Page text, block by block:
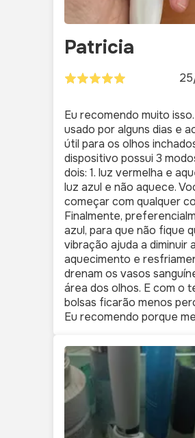
Patricia
Eu recomendo muito
usado por alguns dias e
útil para os olhos
dispositivo possui 3
dois: 1. luz vermelha e
luz azul e não aquece.
começar com qualquer
Finalmente,
azul, para que não fique
vibração ajuda a diminuir
aquecimento e
drenam os vasos
área dos olhos. E com o
bolsas ficarão menos
Eu recomendo porque